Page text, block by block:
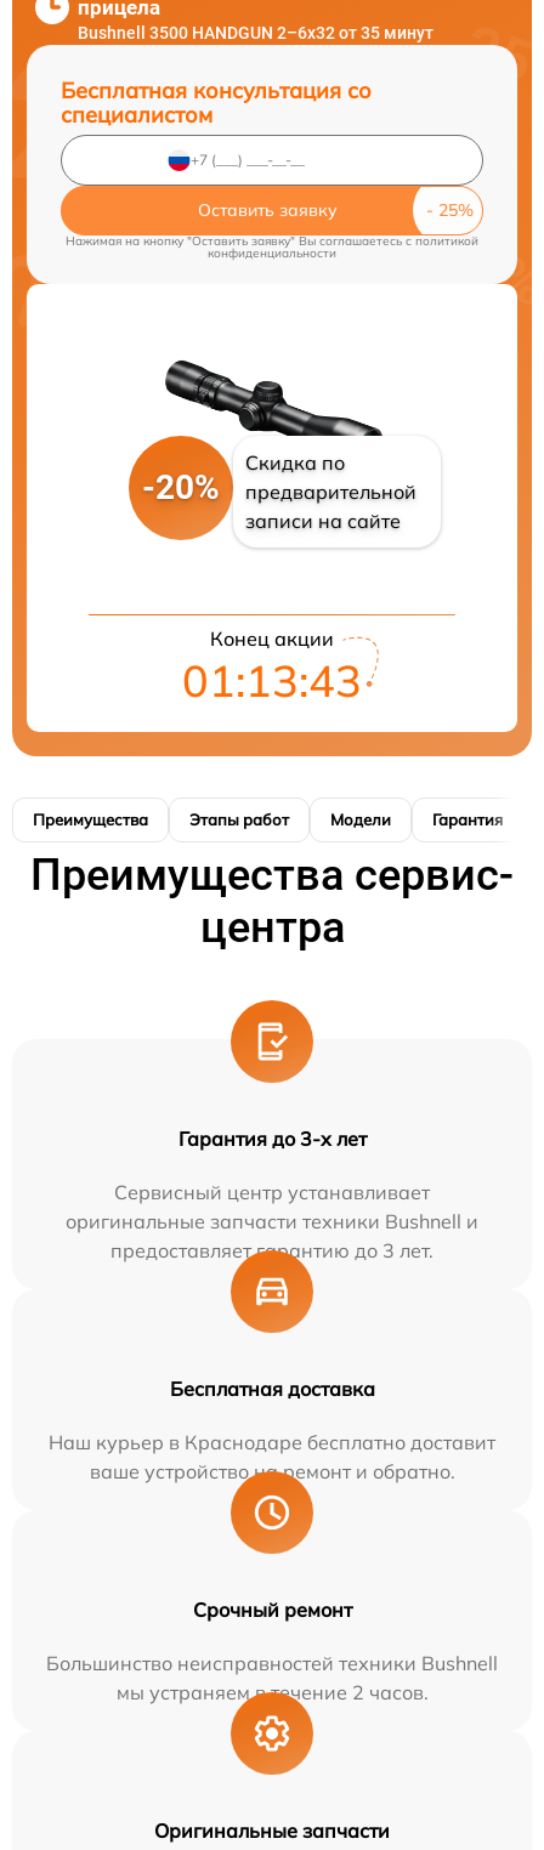
прицела
Bushnell 3500 HANDGUN 2–6x32 от 35 минут
Бесплатная консультация со
специалистом
Оставить заявку
Нажимая на кнопку "Оставить заявку" Вы соглашаетесь cполитикой
конфиденциальности
-20%
Скидка по
предварительной
записи на сайте
Конец акции
01:13:42
Преимущества Этапы работ Модели Гарантия
Преимущества сервис-
центра
Гарантия до 3-х лет
Сервисный центр устанавливает
оригинальные запчасти техники Bushnell и
предоставляет гарантию до 3 лет.
Бесплатная доставка
Наш курьер в Краснодаре бесплатно доставит
ваше устройство на ремонт и обратно.
Срочный ремонт
Большинство неисправностей техники Bushnell
мы устраняем в течение 2 часов.
Оригинальные запчасти